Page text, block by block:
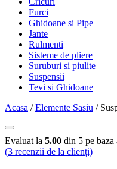
Furci
Ghidoane si Pipe
Jante
Rulmenti
Sisteme de pliere
Suruburi si piulite
Suspensii
Tevi si Ghidoane
Acasa /Elemente Sasiu /
Evaluat la 5.00 din 5 pe baza
(3 recenzii de la clienți)